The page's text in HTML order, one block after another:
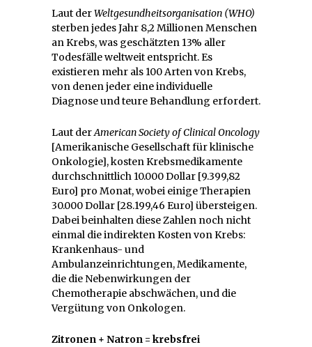
Laut derWeltgesundheitsorganisation (WHO)
sterben jedes Jahr 8,2 Millionen Menschen
an Krebs, was geschätzten 13% aller
Todesfälle weltweit entspricht. Es
existieren mehr als 100 Arten von Krebs,
von denen jeder eine individuelle
Diagnose und teure Behandlung erfordert.
Laut derAmerican Society of Clinical Oncology
[Amerikanische Gesellschaft für klinische
Onkologie], kosten Krebsmedikamente
durchschnittlich 10.000 Dollar [9.399,82
Euro] pro Monat, wobei einige Therapien
30.000 Dollar [28.199,46 Euro] übersteigen.
Dabei beinhalten diese Zahlen noch nicht
einmal die indirekten Kosten von Krebs:
Krankenhaus- und
Ambulanzeinrichtungen, Medikamente,
die die Nebenwirkungen der
Chemotherapie abschwächen, und die
Vergütung von Onkologen.
Zitronen + Natron = krebsfrei